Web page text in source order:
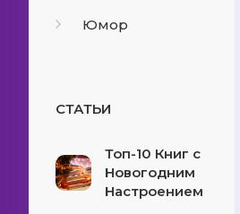
Юмор
СТАТЬИ
Топ-10 Книг с
Новогодним
Настроением